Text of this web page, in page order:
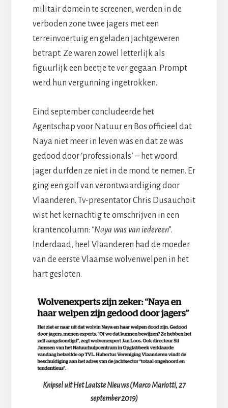
militair domein te screenen, werden in de
verboden zone twee jagers met een
terreinvoertuig en geladen jachtgeweren
betrapt. Ze waren zowel letterlijk als
figuurlijk een beetje te ver gegaan. Prompt
werd hun vergunning ingetrokken.
Eind september concludeerde het
Agentschap voor Natuur en Bos officieel dat
Naya niet meer in leven was en dat ze was
gedood door ‘professionals’ – het woord
jager durfden ze niet in de mond te nemen. Er
ging een golf van verontwaardiging door
Vlaanderen. Tv-presentator Chris Dusauchoit
wist het kernachtig te omschrijven in een
krantencolumn: “Naya was van iedereen”.
Inderdaad, heel Vlaanderen had de moeder
van de eerste Vlaamse wolvenwelpen in het
hart gesloten.
Knipsel uit Het Laatste Nieuws (Marco Mariotti, 27
september 2019)